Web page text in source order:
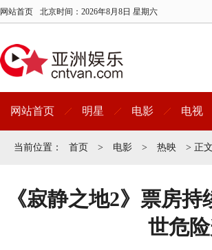
网站首页 北京时间： 2026年8月8日 星期六
网站首页 明星 电影 电视
当前位置： 首页 > 电影 > 热映 > 正文
《寂静之地2》票房
世危